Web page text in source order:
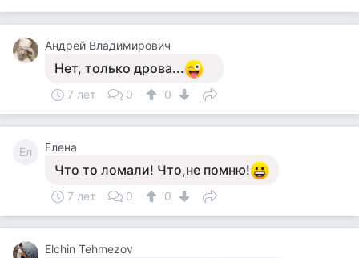
Андрей Владимирович
Нет, только дрова...
7 лет 0 0
Ел Елена
Что то ломали! Что,не помню!
7 лет 0 0
Elchin Tehmezov